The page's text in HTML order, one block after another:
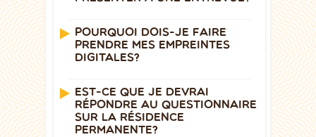
POURQUOI DOIS-JE FAIRE
PRENDRE MES EMPREINTES
DIGITALES?
EST-CE QUE JE DEVRAI
RÉPONDRE AU QUESTIONNAIRE
SUR LA RÉSIDENCE
PERMANENTE?